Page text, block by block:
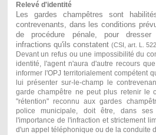
Relevé d'identité
Les gardes champêtres sont
contrevenants, dans les conditions
de procédure pénale, pour dresser
infractions qu'ils constatent (CSI, art. L.
Devant un refus ou une impossibilité du
identité, l'agent n'aura d'autre recours
informer l'OPJ territorialement compétent
lui présenter sur-le-champ le
garde champêtre ne peut plus retenir le
"rétention" reconnu aux gardes
police municipale, doit être, dans ses
l'importance de l'infraction et strictement
d'un appel téléphonique ou de la conduite